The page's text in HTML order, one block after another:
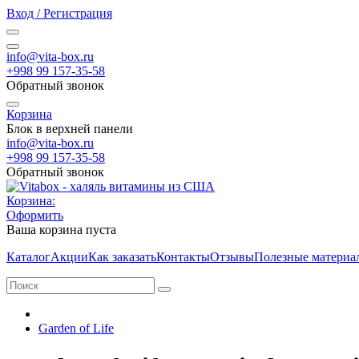
Вход / Регистрация
info@vita-box.ru
+998 99 157-35-58
Обратный звонок
Корзина
Блок в верхней панели
info@vita-box.ru
+998 99 157-35-58
Обратный звонок
Корзина:
Оформить
Ваша корзина пуста
КаталогАкцииКак заказатьКонтактыОтзывыПолезные
Garden of Life